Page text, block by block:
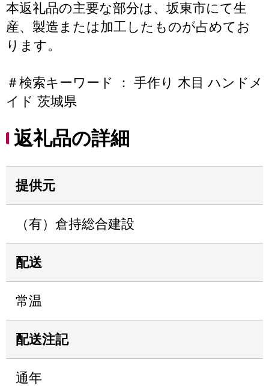
本返礼品の主要な部分は、坂東市にて生
産、製造または加工したものが占めてお
ります。
＃検索キーワード ： 手作り 木目 ハンドメ
イド 茨城県
返礼品の詳細
提供元
（有）倉持総合建設
配送
常温
配送注記
通年